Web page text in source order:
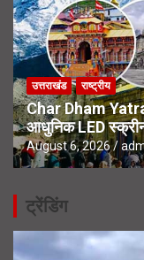
उत्तराखंड राष्ट्रीय
Char Dham Yatra
आधुनिक LED
August 6, 2026
ट्रेंडिंग